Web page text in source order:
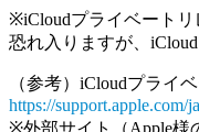
※iCloudプライベートリ
恐れ入りますが、
（参考）iCloudプライ
https://support.apple.com/
※外部サイト（Apple様